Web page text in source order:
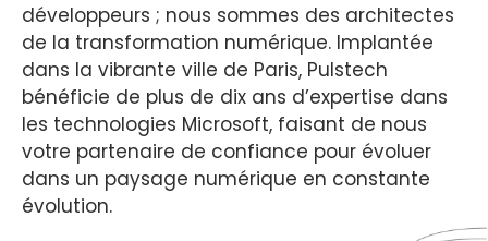
développeurs ; nous sommes des architectes
de la transformation numérique. Implantée
dans la vibrante ville de Paris, Pulstech
bénéficie de plus de dix ans d’expertise dans
les technologies Microsoft, faisant de nous
votre partenaire de confiance pour évoluer
dans un paysage numérique en constante
évolution.